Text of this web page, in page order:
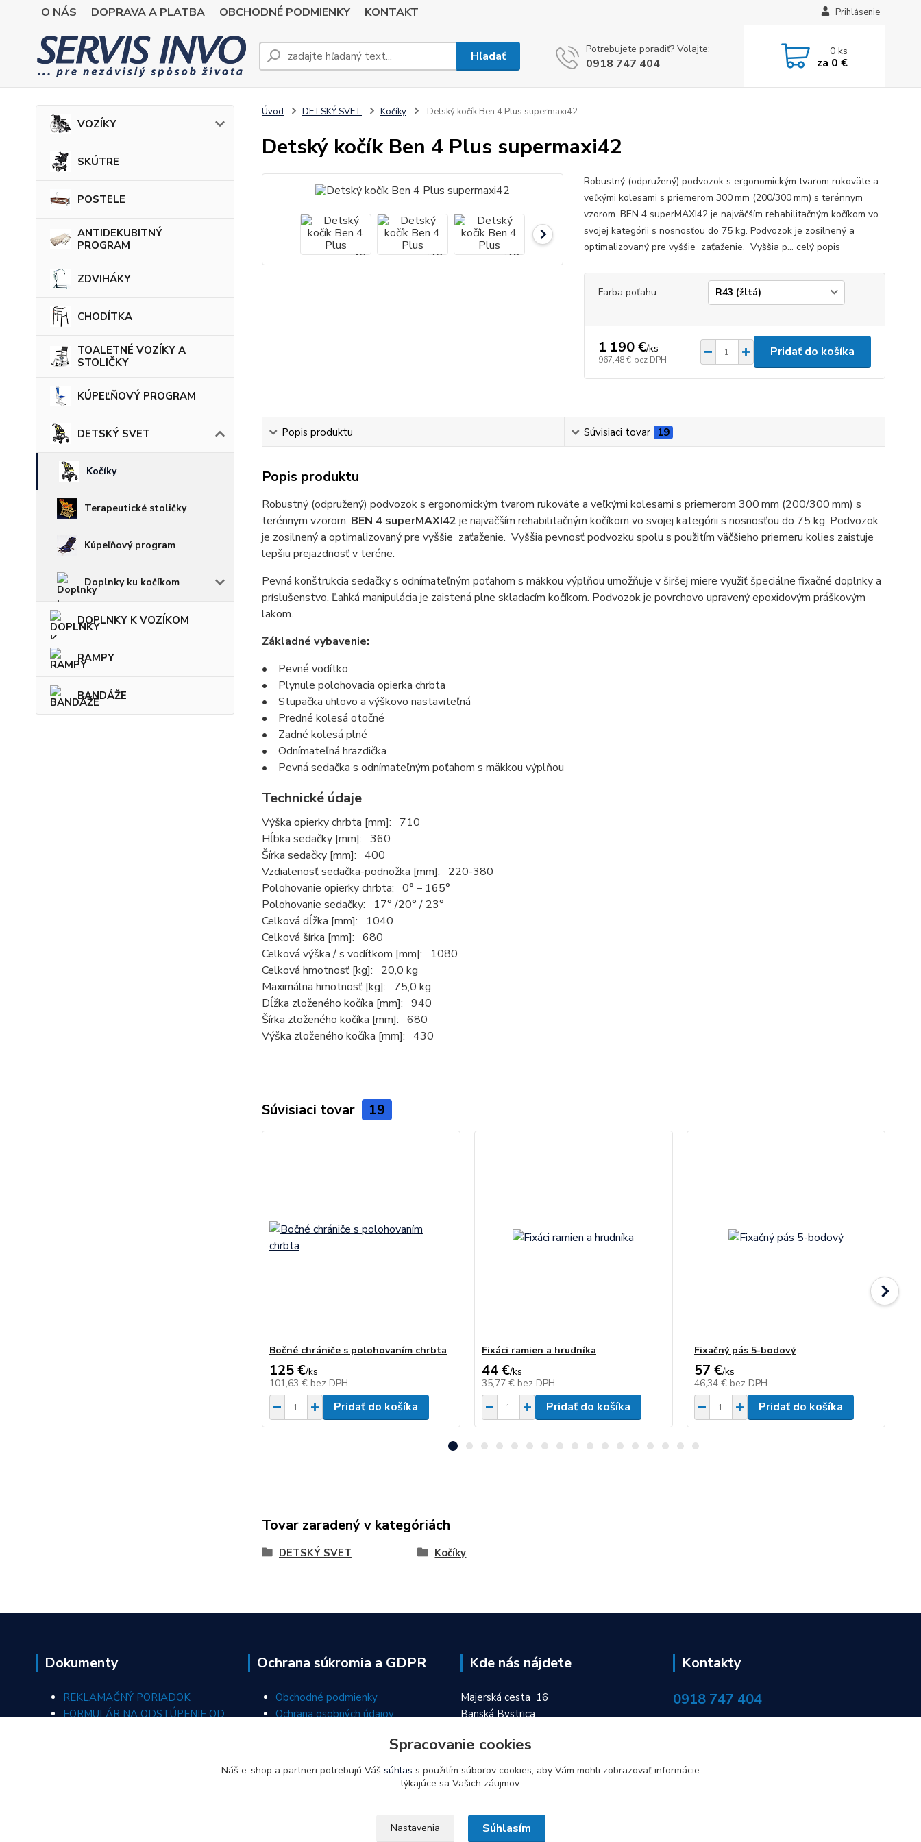
O NÁS DOPRAVA A PLATBA OBCHODNÉ PODMIENKY KONTAKT Prihlásenie
Hľadať Potrebujete poradiť? Volajte:
0918 747 404
0ks
za 0 €
VOZÍKY
SKÚTRE
POSTELE
ANTIDEKUBITNÝ
PROGRAM
ZDVIHÁKY
CHODÍTKA
TOALETNÉ VOZÍKY A
STOLIČKY
KÚPEĽŇOVÝ PROGRAM
DETSKÝ SVET
Kočíky
Terapeutické stoličky
Kúpeľňový program
Doplnky ku kočíkom
DOPLNKY K VOZÍKOM
RAMPY
BANDÁŽE
Úvod DETSKÝ SVET Kočíky Detský kočík Ben 4 Plus supermaxi42
Detský kočík Ben 4 Plus supermaxi42
Robustný (odpružený) podvozok s ergonomickým tvarom rukoväte a
veľkými kolesami s priemerom 300 mm (200/300 mm) s terénnym
vzorom. BEN 4 superMAXI42 je najväčším rehabilitačným kočíkom vo
svojej kategórii s nosnosťou do 75 kg. Podvozok je zosilnený a
optimalizovaný pre vyššie zaťaženie. Vyššia p... celý popis
Farba poťahu
1 190 €/ks
967,48 € bez DPH
Pridať do košíka
Popis produktu Súvisiaci tovar 19
Popis produktu
Robustný (odpružený) podvozok s ergonomickým tvarom rukoväte a veľkými kolesami s priemerom 300 mm (200/300 mm) s
terénnym vzorom. BEN 4 superMAXI42 je najväčším rehabilitačným kočíkom vo svojej kategórii s nosnosťou do 75 kg. Podvozok
je zosilnený a optimalizovaný pre vyššie zaťaženie. Vyššia pevnosť podvozku spolu s použitím väčšieho priemeru kolies zaisťuje
lepšiu prejazdnosť v teréne.
Pevná konštrukcia sedačky s odnímateľným poťahom s mäkkou výplňou umožňuje v širšej miere využiť špeciálne fixačné doplnky a
príslušenstvo. Ľahká manipulácia je zaistená plne skladacím kočíkom. Podvozok je povrchovo upravený epoxidovým práškovým
lakom.
Základné vybavenie:
• Pevné vodítko
• Plynule polohovacia opierka chrbta
• Stupačka uhlovo a výškovo nastaviteľná
• Predné kolesá otočné
• Zadné kolesá plné
• Odnímateľná hrazdička
• Pevná sedačka s odnímateľným poťahom s mäkkou výplňou
Technické údaje
Výška opierky chrbta [mm]: 710
Hĺbka sedačky [mm]: 360
Šírka sedačky [mm]: 400
Vzdialenosť sedačka-podnožka [mm]: 220-380
Polohovanie opierky chrbta: 0° – 165°
Polohovanie sedačky: 17° /20° / 23°
Celková dĺžka [mm]: 1040
Celková šírka [mm]: 680
Celková výška / s vodítkom [mm]: 1080
Celková hmotnosť [kg]: 20,0 kg
Maximálna hmotnosť [kg]: 75,0 kg
Dĺžka zloženého kočíka [mm]: 940
Šírka zloženého kočíka [mm]: 680
Výška zloženého kočíka [mm]: 430
Súvisiaci tovar 19
Bočné chrániče s polohovaním chrbta
125 €/ks
101,63 € bez DPH
Pridať do košíka
Fixáci ramien a hrudníka
44 €/ks
35,77 € bez DPH
Pridať do košíka
Fixačný pás 5-bodový
57 €/ks
46,34 € bez DPH
Pridať do košíka
Tovar zaradený v kategóriách
DETSKÝ SVET Kočíky
Dokumenty
REKLAMAČNÝ PORIADOK
FORMULÁR NA ODSTÚPENIE OD
Ochrana súkromia a GDPR
Obchodné podmienky
Ochrana osobných údajov
Kde nás nájdete
Majerská cesta 16
Banská Bystrica
Kontakty
0918 747 404
Spracovanie cookies
Náš e-shop a partneri potrebujú Váš súhlas s použitím súborov cookies, aby Vám mohli zobrazovať informácie
týkajúce sa Vašich záujmov.
Nastavenia Súhlasím